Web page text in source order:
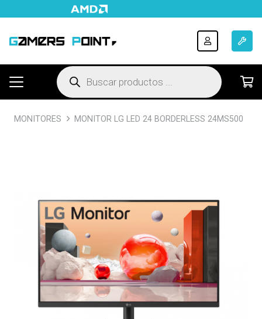
Búsqueda
de
productos
MONITORES MONITOR LG LED 24 BORDERLESS 24MS500